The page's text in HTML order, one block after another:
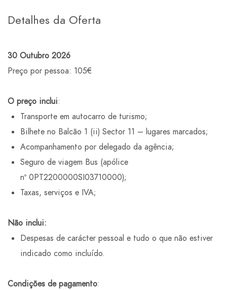
Detalhes da Oferta
30 Outubro 2026
Preço por pessoa: 105€
O preço inclui:
Transporte em autocarro de turismo;
Bilhete no Balcão 1 (ii) Sector 11 – lugares marcados;
Acompanhamento por delegado da agência;
Seguro de viagem Bus (apólice
nº 0PT2200000SI03710000);
Taxas, serviços e IVA;
Não inclui:
Despesas de carácter pessoal e tudo o que não estiver
indicado como incluído.
Condições de pagamento: